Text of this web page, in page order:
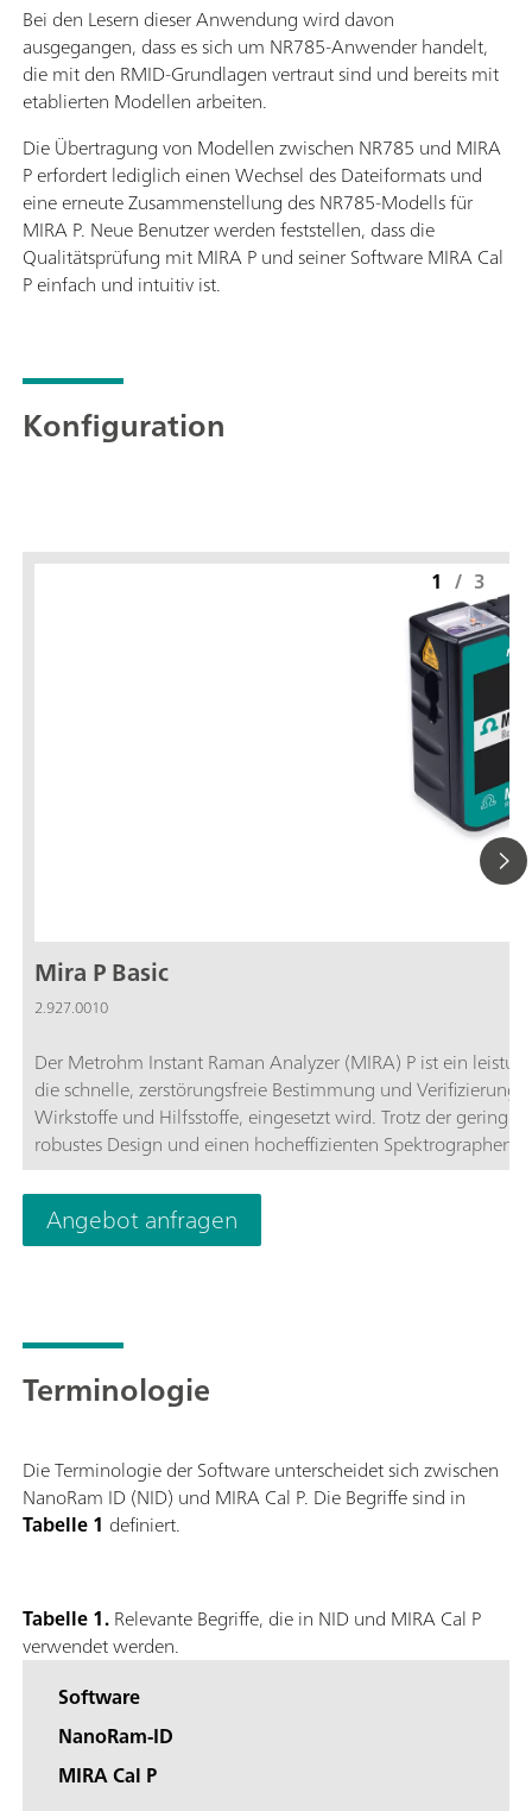
Bei den Lesern dieser Anwendung wird davon
ausgegangen, dass es sich um NR785-Anwender handelt,
die mit den RMID-Grundlagen vertraut sind und bereits mit
etablierten Modellen arbeiten.
Die Übertragung von Modellen zwischen NR785 und MIRA
P erfordert lediglich einen Wechsel des Dateiformats und
eine erneute Zusammenstellung des NR785-Modells für
MIRA P. Neue Benutzer werden feststellen, dass die
Qualitätsprüfung mit MIRA P und seiner Software MIRA Cal
P einfach und intuitiv ist.
Konfiguration
Mira P Basic
2.927.0010
Der Metrohm Instant Raman Analyzer (MIRA) P ist ein
die schnelle, zerstörungsfreie Bestimmung und
Wirkstoffe und Hilfsstoffe, eingesetzt wird. Trotz der
robustes Design und einen hocheffizienten Spektrographen,
(ORS)-Technologie ausgestattet ist. Das MIRA P erfüllt die
MIRA P Basic-Paket ermöglicht es dem Benutzer, das MIRA
Paket ist ein Starter-Paket, das die für den Betrieb des
Basispaket enthält das MIRA Kalibrier-/
1 / 3
Angebot anfragen
Terminologie
Die Terminologie der Software unterscheidet sich zwischen
NanoRam ID (NID) und MIRA Cal P. Die Begriffe sind in
Tabelle 1 definiert.
Tabelle 1.Relevante Begriffe, die in NID und MIRA Cal P
verwendet werden.
Software
NanoRam-ID
MIRA Cal P